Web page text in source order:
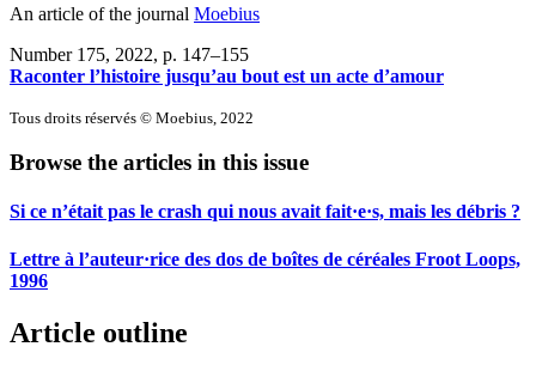
An article of the journal Moebius
Number 175, 2022, p. 147–155
Raconter l’histoire jusqu’au bout est un acte d’amour
Tous droits réservés © Moebius, 2022
Browse the articles in this issue
Si ce n’était pas le crash qui nous avait fait·e·s, mais les débris ?
Lettre à l’auteur·rice des dos de boîtes de céréales Froot Loops,
1996
Article outline